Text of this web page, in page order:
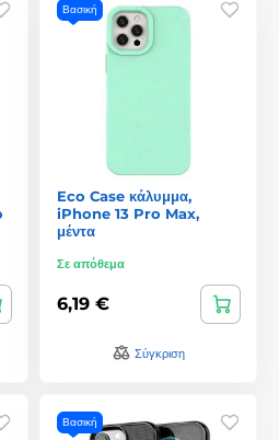
Βασική
Eco Case κάλυμμα,
iPhone 13 Pro Max,
μέντα
Σε απόθεμα
6,19 €
Σύγκριση
Βασική